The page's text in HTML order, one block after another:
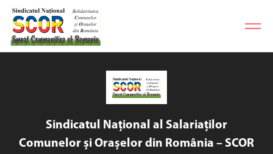
Sindicatul Național al Salariaților
Comunelor și Orașelor din România – SCOR